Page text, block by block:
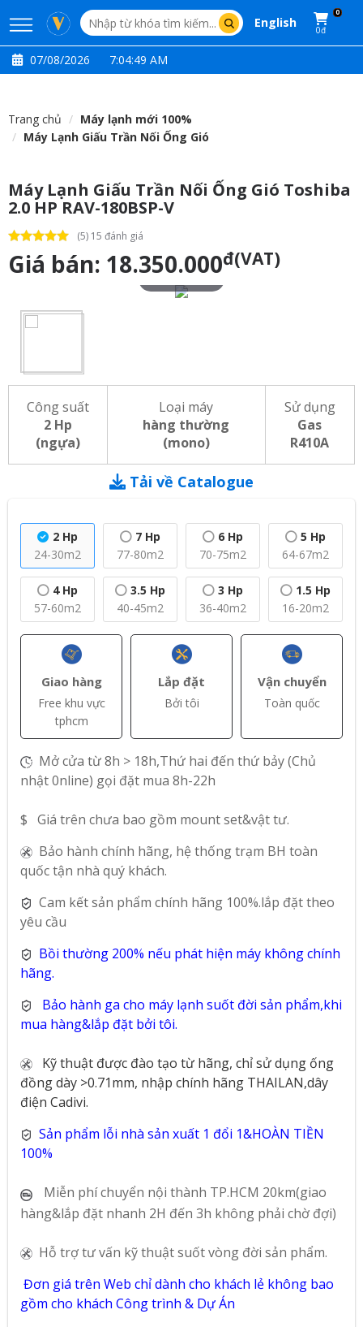
English
0
0đ
07/08/2026 7:04:50 AM
Trang chủ
Máy lạnh mới 100%
Máy Lạnh Giấu Trần Nối Ống Gió
Máy Lạnh Giấu Trần Nối Ống Gió Toshiba
2.0 HP RAV-180BSP-V
(5) 15 đánh giá
Giá bán: 18.350.000đ(VAT)
Công suất
2 Hp
(ngựa)
Loại máy
hàng thường
(mono)
Sử dụng
Gas
R410A
Tải về Catalogue
2 Hp
24-30m2
7 Hp
77-80m2
6 Hp
70-75m2
5 Hp
64-67m2
4 Hp
57-60m2
3.5 Hp
40-45m2
3 Hp
36-40m2
1.5 Hp
16-20m2
Giao hàng
Free khu vực
tphcm
Lắp đặt
Bởi tôi
Vận chuyển
Toàn quốc
Mở cửa từ 8h > 18h,Thứ hai đến thứ bảy (Chủ
nhật 0nline) gọi đặt mua 8h-22h
$ Giá trên chưa bao gồm mount set&vật tư.
Bảo hành chính hãng, hệ thống trạm BH toàn
quốc tận nhà quý khách.
Cam kết sản phẩm chính hãng 100%.lắp đặt theo
yêu cầu
Bồi thường 200% nếu phát hiện máy không chính
hãng.
Bảo hành ga cho máy lạnh suốt đời sản phẩm,khi
mua hàng&lắp đặt bởi tôi.
Kỹ thuật được đào tạo từ hãng, chỉ sử dụng ống
đồng dày >0.71mm, nhập chính hãng THAILAN,dây
điện Cadivi.
Sản phẩm lỗi nhà sản xuất 1 đổi 1&HOÀN TIỀN
100%
Miễn phí chuyển nội thành TP.HCM 20km(giao
hàng&lắp đặt nhanh 2H đến 3h không phải chờ đợi)
Hỗ trợ tư vấn kỹ thuật suốt vòng đời sản phẩm.
Đơn giá trên Web chỉ dành cho khách lẻ không bao
gồm cho khách Công trình & Dự Án